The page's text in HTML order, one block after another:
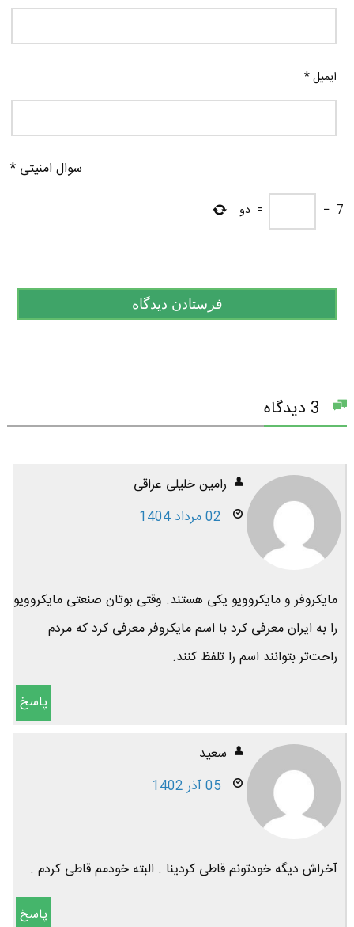
ایمیل*
سوال امنیتی *
7
−
= دو
رامین خلیلی عراقی
02 مرداد 1404
مایکروفر و مایکروویو یکی هستند. وقتی بوتان صنعتی مایکروویو
را به ایران معرفی کرد با اسم مایکروفر معرفی کرد که مردم
راحت‌تر بتوانند اسم را تلفظ کنند.
پاسخ
سعید
05 آذر 1402
آخراش دیگه خودتونم قاطی کردینا . البته خودمم قاطی کردم .
پاسخ